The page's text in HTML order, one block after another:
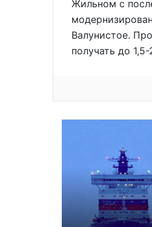
Жильном с
Валунистое.
получать до